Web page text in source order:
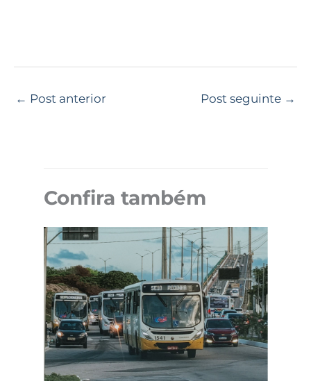
← Post anterior Post seguinte →
Confira também